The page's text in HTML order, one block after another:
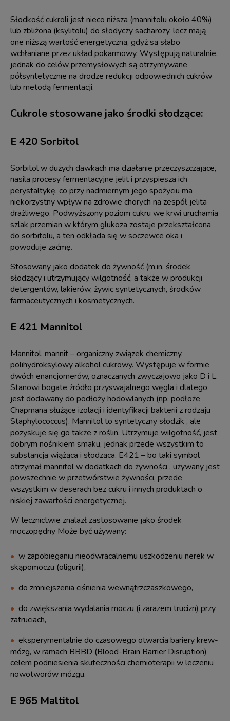
Słodkość cukroli jest nieco niższa (mannitolu około 40%)
lub zbliżona (ksylitolu) do słodyczy sacharozy, lecz mają
one niższą wartość energetyczną, gdyż są słabo
wchłaniane przez układ pokarmowy. Występują naturalnie,
jednak do celów przemysłowych są otrzymywane
półsyntetycznie na drodze redukcji odpowiednich cukrów
lub metodą fermentacji.
Cukrole stosowane jako środki słodzące:
E 420 Sorbitol
Sorbitol w dużych dawkach ma działanie przeczyszczające,
nasila procesy fermentacyjne jelit i przyspiesza ich
perystaltykę, co przy nadmiernym jego spożyciu ma
niekorzystny wpływ na zdrowie chorych na zespół jelita
drażliwego. Podwyższony poziom cukru we krwi uruchamia
szlak przemian w którym glukoza zostaje przekształcona
do sorbitolu, a ten odkłada się w soczewce oka i
powoduje zaćmę.
Stosowany jako dodatek do żywność (m.in. środek
słodzący i utrzymujący wilgotność, a także w produkcji
detergentów, lakierów, żywic syntetycznych, środków
farmaceutycznych i kosmetycznych.
E 421 Mannitol
Mannitol, mannit – organiczny związek chemiczny,
polihydroksylowy alkohol cukrowy. Występuje w formie
dwóch enancjomerów, oznaczanych zwyczajowo jako D i L.
Stanowi bogate źródło przyswajalnego węgla i dlatego
jest dodawany do podłoży hodowlanych (np. podłoże
Chapmana służące izolacji i identyfikacji bakterii z rodzaju
Staphylococcus). Mannitol to syntetyczny słodzik , ale
pozyskuje się go także z roślin. Utrzymuje wilgotność, jest
dobrym nośnikiem smaku, jednak przede wszystkim to
substancja wiążąca i słodząca. E421 – bo taki symbol
otrzymał mannitol w dodatkach do żywności , używany jest
powszechnie w przetwórstwie żywności, przede
wszystkim w deserach bez cukru i innych produktach o
niskiej zawartości energetycznej.
W lecznictwie znalazł zastosowanie jako środek
moczopędny Może być używany:
w zapobieganiu nieodwracalnemu uszkodzeniu nerek w
skąpomoczu (oligurii),
do zmniejszenia ciśnienia wewnątrzczaszkowego,
do zwiększania wydalania moczu (i zarazem trucizn) przy
zatruciach,
eksperymentalnie do czasowego otwarcia bariery krew-
mózg, w ramach BBBD (Blood-Brain Barrier Disruption)
celem podniesienia skuteczności chemioterapii w leczeniu
nowotworów mózgu.
E 965 Maltitol